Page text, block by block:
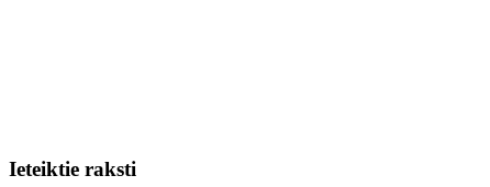
Ieteiktie raksti